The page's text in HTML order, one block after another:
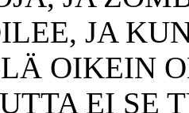
JA
OIKEIN
EI SE